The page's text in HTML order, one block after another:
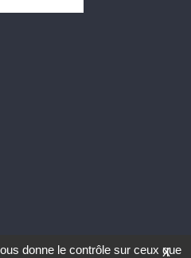
X
donne le contrôle sur ceux que